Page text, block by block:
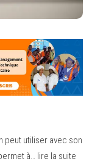
peut utiliser avec son
à… lire la suite